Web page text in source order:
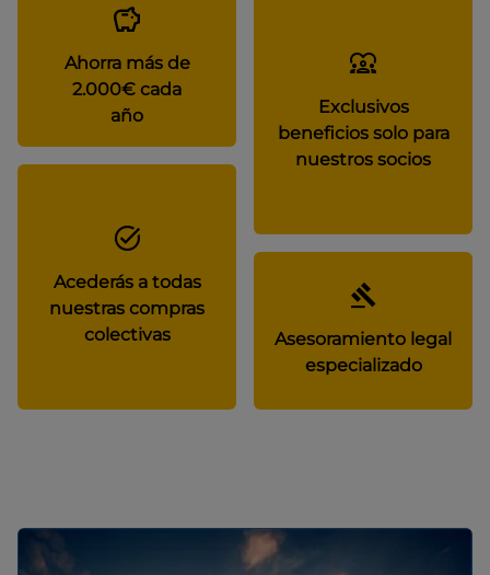
Ahorra más de
2.000€ cada
año
Exclusivos
beneficios solo para
nuestros socios
Acederás a todas
nuestras compras
colectivas
Asesoramiento legal
especializado